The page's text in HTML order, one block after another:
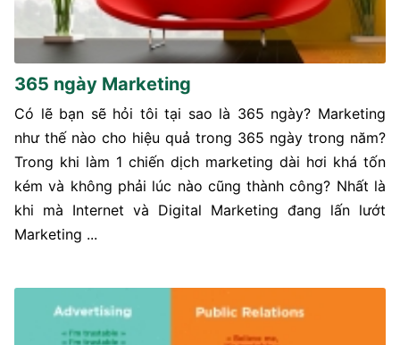
365 ngày Marketing
Có lẽ bạn sẽ hỏi tôi tại sao là 365 ngày? Marketing
như thế nào cho hiệu quả trong 365 ngày trong năm?
Trong khi làm 1 chiến dịch marketing dài hơi khá tốn
kém và không phải lúc nào cũng thành công? Nhất là
khi mà Internet và Digital Marketing đang lấn lướt
Marketing ...